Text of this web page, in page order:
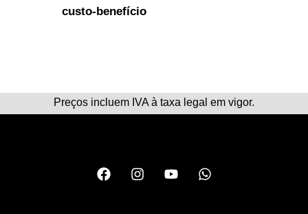
custo-benefício
Preços incluem IVA à taxa legal em vigor.